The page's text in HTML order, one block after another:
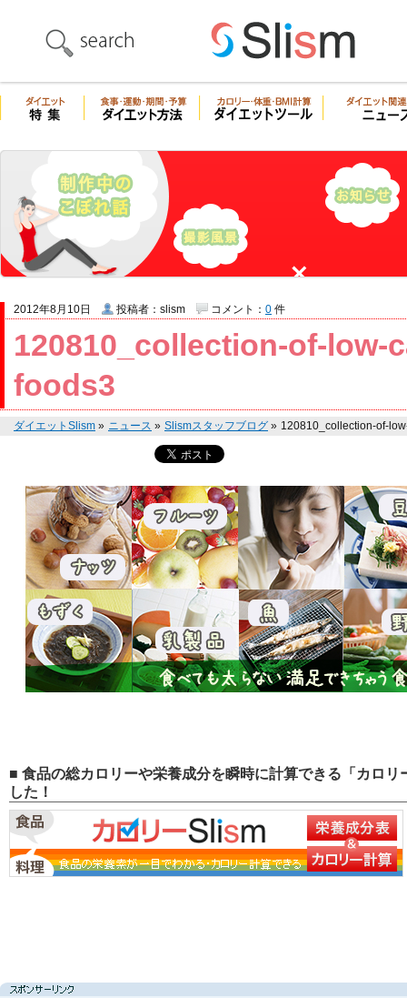
120810_collection-of-low-
foods3
2012年8月10日 投稿者：slism コメント： 0 件
ダイエットSlism » ニュース » Slismスタッフブログ » 120810_collection-of-
■ 食品の総カロリーや栄養成分を瞬時に計算できる「カロ
した！